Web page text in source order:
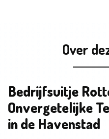
Over
Bedrijfsuitje
Onvergetelijke
in de Havenstad